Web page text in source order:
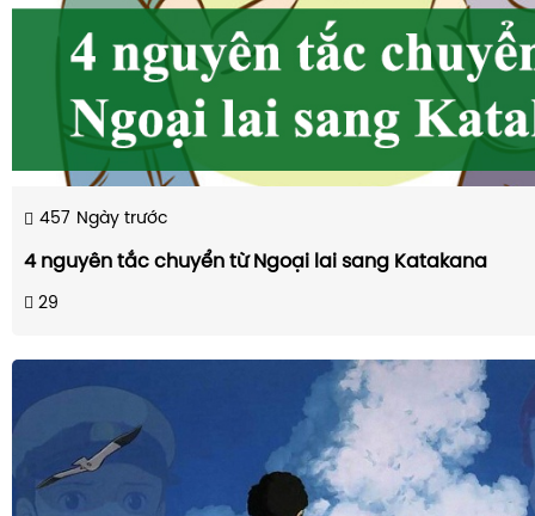
457 Ngày trước
4 nguyên tắc chuyển từ Ngoại lai sang Katakana
29